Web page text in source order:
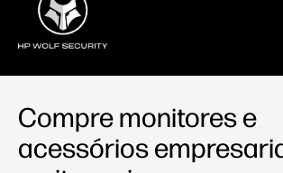
Compre monitores e
acessórios